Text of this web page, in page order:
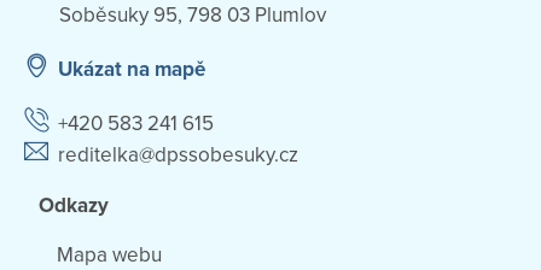
Soběsuky 95, 798 03 Plumlov
Ukázat na mapě
+420 583 241 615
reditelka@dpssobesuky.cz
Odkazy
Mapa webu